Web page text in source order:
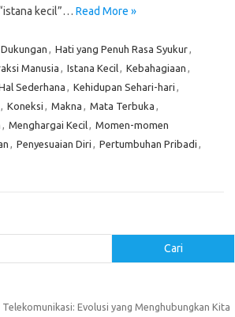
kecil”… Read More »
Dukungan , Hati yang Penuh Rasa Syukur,
Manusia , Istana Kecil, Kebahagiaan ,
Sederhana , Kehidupan Sehari-hari ,
, Koneksi , Makna , Mata Terbuka ,
, Menghargai Kecil, Momen-momen
, Penyesuaian Diri , Pertumbuhan Pribadi ,
Cari
Evolusi yang Menghubungkan Kita